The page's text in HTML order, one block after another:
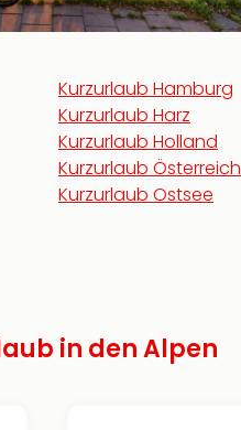
Kurzurlaub Hamburg
Kurzurlaub Harz
Kurzurlaub Holland
Kurzurlaub Österreich
Kurzurlaub Ostsee
in den Alpen